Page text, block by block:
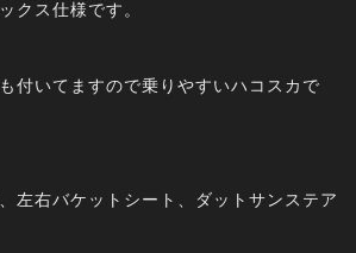
クス仕様です。
付いてますので乗りやすいハコスカで
左右バケットシート、ダットサンステア